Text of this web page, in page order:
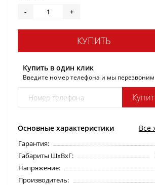
Основные характеристики Все
Гарантия:
Габариты ШхВхГ:
Напряжение:
Производитель:
- +
КУПИТЬ
Купить в один клик
Введите номер телефона и мы перезвоним